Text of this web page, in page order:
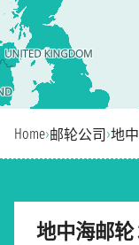
Home›邮轮公司 ›地
地中海邮轮